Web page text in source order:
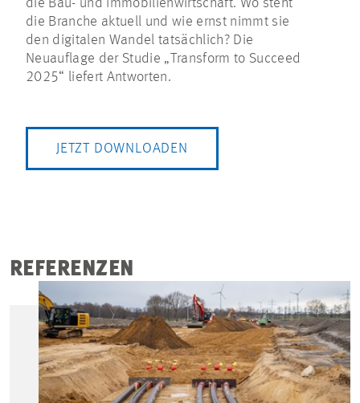
die Bau- und Immobilienwirtschaft. Wo steht
die Branche aktuell und wie ernst nimmt sie
den digitalen Wandel tatsächlich? Die
Neuauflage der Studie „Transform to Succeed
2025“ liefert Antworten.
JETZT DOWNLOADEN
REFERENZEN